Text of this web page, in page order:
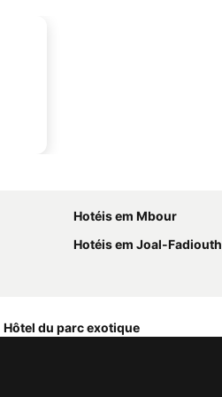
Hotéis em Mbour
Hotéis em Joal-Fadiouth
Hôtel du parc exotique